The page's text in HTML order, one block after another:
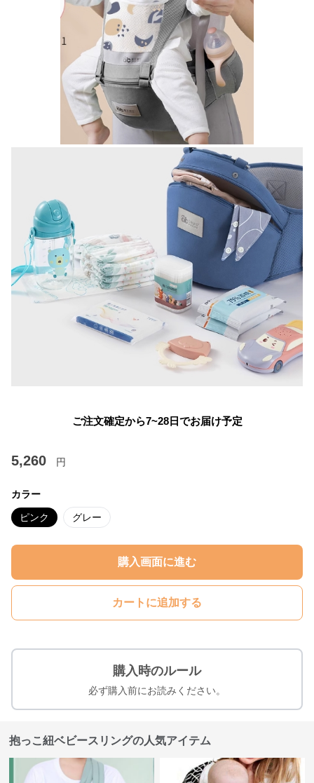
ご注文確定から7~28日でお届け予定
5,260 円
カラー
ピンク グレー
購入画面に進む
カートに追加する
購入時のルール
必ず購入前にお読みください。
抱っこ紐ベビースリングの人気アイテム